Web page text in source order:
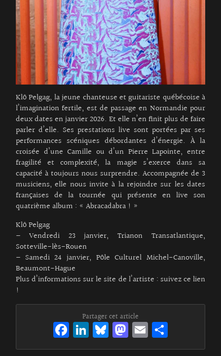
Klô Pelgag, la jeune chanteuse et guitariste québécoise à
l’imagination fertile, est de passage en Normandie pour
deux dates en janvier 2026. Et elle n’en finit plus de faire
parler d’elle. Ses prestations live sont portées par ses
performances scéniques débordantes d’énergie. À la
croisée d’une Camille ou d’un Pierre Lapointe, entre
fragilité et complexité, la magie s’exerce dans sa
capacité à toujours nous surprendre. Accompagnée de 3
musiciens, elle nous invite à la rejoindre sur les dates
françaises de la tournée qui présente en live son
quatrième album : « Abracadabra ! »
Klô Pelgag
– Vendredi 23 janvier, Trianon Transatlantique,
Sotteville-lès-Rouen
– Samedi 24 janvier, Pôle Culturel Michel-Canoville,
Beaumont-Hague
Plus d’informations sur le site de l’artiste : suivez ce lien
!
Partager cet article
Fa
ce
Li
n
Bl
ue
M
as
E
m rt